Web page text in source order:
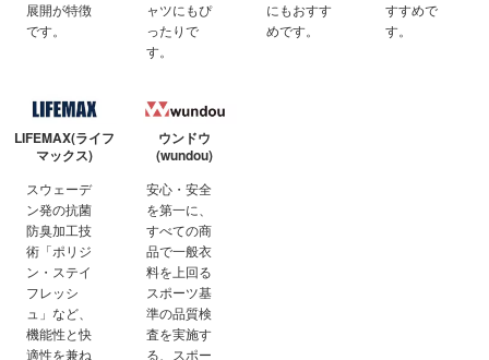
展開が特徴
です。
ャツにもぴ
ったりで
す。
にもおすす
めです。
すすめで
す。
LIFEMAX(ライフ
マックス)
スウェーデ
ン発の抗菌
防臭加工技
術「ポリジ
ン・ステイ
フレッシ
ュ」など、
機能性と快
適性を兼ね
ウンドウ
(wundou)
安心・安全
を第一に、
すべての商
品で一般衣
料を上回る
スポーツ基
準の品質検
査を実施す
る、スポー